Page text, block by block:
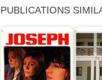
PUBLICATIONS